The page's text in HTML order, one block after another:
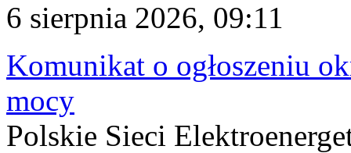
6 sierpnia 2026, 09:11
Komunikat o ogłoszeniu
mocy
Polskie Sieci